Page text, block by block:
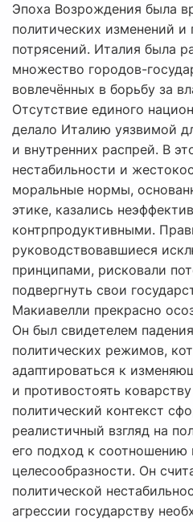
Эпоха Возрождения была
политических изменений и
потрясений. Италия была
множество городов-
вовлечённых в борьбу за
Отсутствие единого
делало Италию уязвимой
и внутренних распрей. В
нестабильности и
моральные нормы,
этике, казались
контрпродуктивными.
руководствовавшиеся
принципами, рисковали
подвергнуть свои
Макиавелли прекрасно
Он был свидетелем
политических режимов,
адаптироваться к
и противостоять
политический контекст
реалистичный взгляд на
его подход к соотношению
целесообразности. Он
политической
агрессии государству